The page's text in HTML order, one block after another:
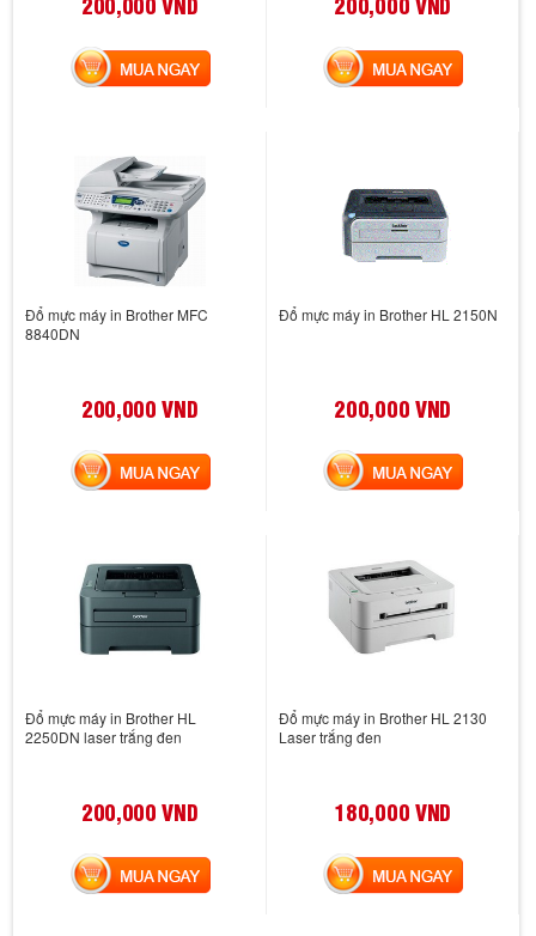
MUA NGAY MUA NGAY
Đổ mực máy in Brother MFC
8840DN
200,000 VND
MUA NGAY
Đổ mực máy in Brother HL 2150N
200,000 VND
MUA NGAY
Đổ mực máy in Brother HL
2250DN laser trắng đen
200,000 VND
MUA NGAY
Đổ mực máy in Brother HL 2130
Laser trắng đen
180,000 VND
MUA NGAY